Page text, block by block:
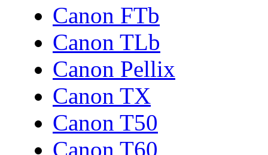
Canon FTb
Canon TLb
Canon Pellix
Canon TX
Canon T50
Canon T60